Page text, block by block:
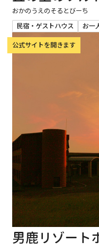
おかのうえのそるとびーち
民宿・ゲストハウス
お一
男鹿リゾート